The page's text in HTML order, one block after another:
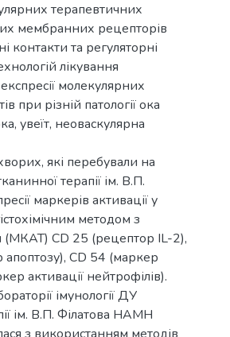
терапевтичних
мембранних рецепторів
контакти та регуляторні
лікування
молекулярних
при різній патології ока
увеїт, неоваскулярна
які перебували на
терапії ім. В.П.
маркерів активації у
методом з
(МКАТ) CD 25 (рецептор IL-2),
апоптозу), CD 54 (маркер
активації нейтрофілів).
імунології ДУ
ім. В.П. Філатова НАМН